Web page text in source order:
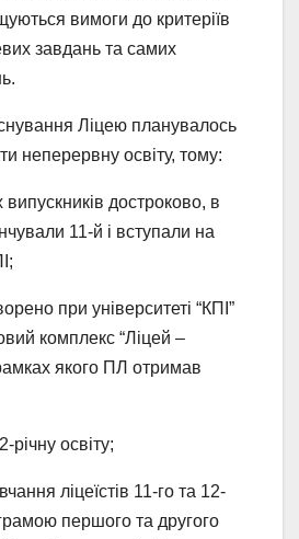
вимоги до критеріїв
завдань та самих
Ліцею планувалось
неперервну освіту, тому:
достроково, в
11-й і вступали на
при університеті “КПІ”
комплекс “Ліцей –
якого ПЛ отримав
освіту;
ліцеїстів 11-го та 12-
першого та другого